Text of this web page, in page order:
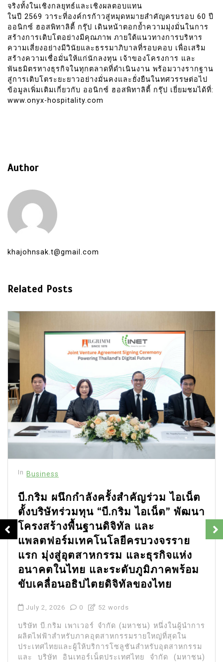
จริงทั้งในเชิงกลยุทธ์และเชิงผลตอบแทน
ในปี 2569 วาระที่องค์กรก้าวสู่หมุดหมายสำคัญครบรอบ 60 ปี
ออนิกซ์ ฮอสพิทาลิตี้ กรุ๊ป เดินหน้าตอกย้ำความมุ่งมั่นในการ
สร้างการเติบโตอย่างมีคุณภาพ ภายใต้แนวทางการบริหาร
ความเสี่ยงอย่างมีวินัยและธรรมาภิบาลที่รอบคอบ เพื่อเสริม
สร้างความเชื่อมั่นให้แก่นักลงทุน เจ้าของโครงการ และ
พันธมิตรทางธุรกิจในทุกตลาดที่ดำเนินงาน พร้อมวางรากฐาน
สู่การเติบโตระยะยาวอย่างมั่นคงและยั่งยืนในทศวรรษต่อไป
ข้อมูลเพิ่มเติมเกี่ยวกับ ออนิกซ์ ฮอสพิทาลิตี้ กรุ๊ป เยี่ยมชมได้ที่:
www.onyx-hospitality.com
Author
khajohnsak.t@gmail.com
Related Posts
In Business
บี.กริม ผนึกกำลังครั้งสำคัญร่วม ไอเน็ต
ตั้งบริษัทร่วมทุน “บี.กริม ไอเน็ต” พัฒนา
โครงสร้างพื้นฐานดิจิทัล และ
แพลตฟอร์มเทคโนโลยีครบวงจรราย
แรก มุ่งสู่อุตสาหกรรม และธุรกิจแห่ง
อนาคตในไทย และระดับภูมิภาคพร้อม
ขับเคลื่อนอธิปไตยดิจิทัลของไทย
July 2, 2026 0 52 words
บริษัท บี.กริม เพาเวอร์ จำกัด (มหาชน) หนึ่งในผู้นำการ
ผลิตไฟฟ้าสำหรับภาคอุตสาหกรรมรายใหญ่ที่สุดใน
ประเทศไทยและผู้ให้บริการโซลูชันสำหรับอุตสาหกรรม
และ บริษัท อินเทอร์เน็ตประเทศไทย จำกัด (มหาชน)